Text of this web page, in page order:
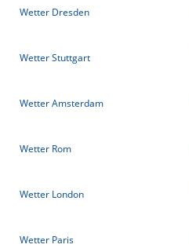
Wetter Dresden
Wetter Stuttgart
Wetter Amsterdam
Wetter Rom
Wetter London
Wetter Paris